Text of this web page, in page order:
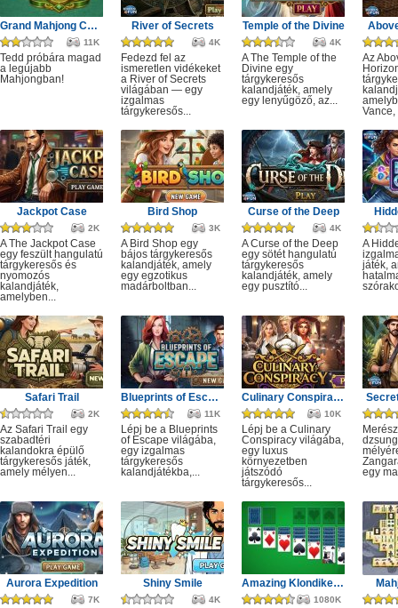
Grand Mahjong Connect
11K
Tedd próbára magad
a legújabb
Mahjongban!
River of Secrets
4K
Fedezd fel az
ismeretlen vidékeket
a River of Secrets
világában — egy
izgalmas
tárgykeresős...
Temple of the Divine
4K
A The Temple of the
Divine egy
tárgykeresős
kalandjáték, amely
egy lenyűgöző, az...
Az
Vance,
Jackpot Case
2K
A The Jackpot Case
egy feszült hangulatú
tárgykeresős és
nyomozós
kalandjáték,
amelyben...
Bird Shop
3K
A Bird Shop egy
bájos tárgykeresős
kalandjáték, amely
egy egzotikus
madárboltban...
Curse of the Deep
4K
A Curse of the Deep
egy sötét hangulatú
tárgykeresős
kalandjáték, amely
egy pusztító...
A
játék,
Safari Trail
2K
Az Safari Trail egy
szabadtéri
kalandokra épülő
tárgykeresős játék,
amely mélyen...
Blueprints of Escape
11K
Lépj be a Blueprints
of Escape világába,
egy izgalmas
tárgykeresős
kalandjátékba,...
Culinary Conspiracy
10K
Lépj be a Culinary
Conspiracy világába,
egy luxus
környezetben
játszódó
tárgykeresős...
egy
Aurora Expedition
7K
Shiny Smile
4K
Amazing Klondike Solitaire
1080K